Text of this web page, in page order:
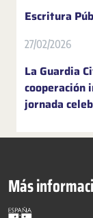
Escritura
27/02/2026
La Guardia
cooperación
jornada
Más